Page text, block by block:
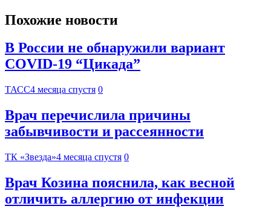
Похожие новости
В России не обнаружили вариант
COVID-19 “Цикада”
ТАСС4 месяца спустя 0
Врач перечислила причины
забывчивости и рассеянности
ТК «Звезда»4 месяца спустя 0
Врач Козина пояснила, как весной
отличить аллергию от инфекции